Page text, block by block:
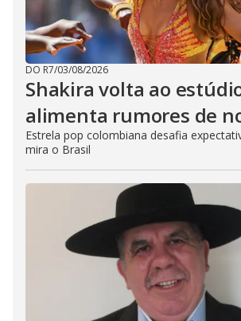
DO R7/03/08/2026
Shakira volta ao
alimenta rumores de
Estrela pop colombiana desafia
mira o Brasil